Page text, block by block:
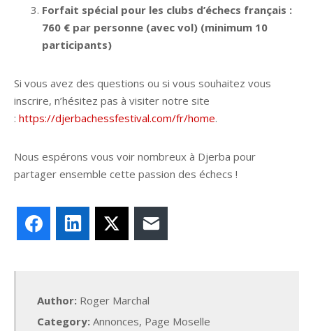
Forfait spécial pour les clubs d’échecs français :
760 € par personne (avec vol) (minimum 10
participants)
Si vous avez des questions ou si vous souhaitez vous
inscrire, n’hésitez pas à visiter notre site
: https://djerbachessfestival.com/fr/home.
Nous espérons vous voir nombreux à Djerba pour
partager ensemble cette passion des échecs !
FacebookLinkedIn
Author: Roger Marchal
Category: Annonces, Page Moselle